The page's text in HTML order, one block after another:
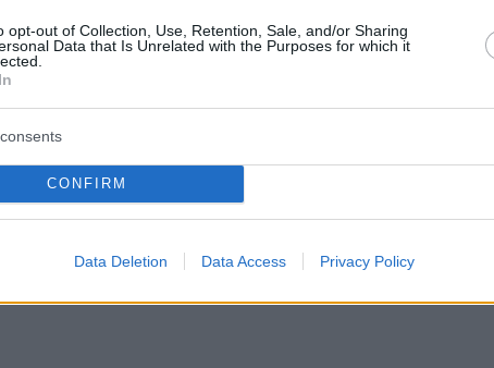
opt-out of Collection, Use, Retention, Sale, and/or Sharing
Data that Is Unrelated with the Purposes for which it
CONFIRM
Data Deletion Data Access Privacy Policy